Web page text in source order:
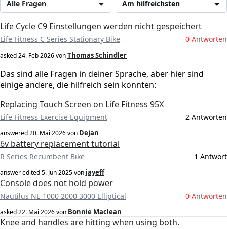
Am hilfreichsten
Alle Fragen
Life Cycle C9 Einstellungen werden nicht gespeichert
Life Fitness C Series Stationary Bike 0 Antworten
asked24. Feb 2026vonThomas Schindler
Das sind alle Fragen in deiner Sprache, aber hier sind
einige andere, die hilfreich sein könnten:
Replacing Touch Screen on Life Fitness 95X
Life Fitness Exercise Equipment 2 Antworten
answered20. Mai 2026von Dejan
6v battery replacement tutorial
R Series Recumbent Bike 1 Antwort
answer edited5. Jun 2025von jayeff
Console does not hold power
Nautilus NE 1000 2000 3000 Elliptical 0 Antworten
asked22. Mai 2026von Bonnie Maclean
Knee and handles are hitting when using both.